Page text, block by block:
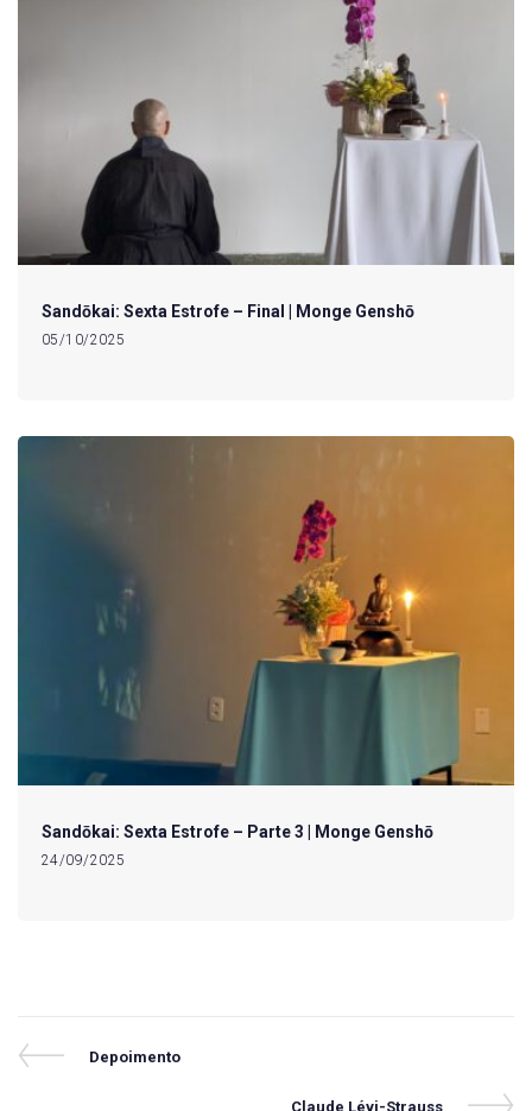
Sandōkai: Sexta Estrofe – Final | Monge Genshō
05/10/2025
Sandōkai: Sexta Estrofe – Parte 3 | Monge Genshō
24/09/2025
Navegação
Previous
Depoimento
Next
Claude Lévi-Strauss